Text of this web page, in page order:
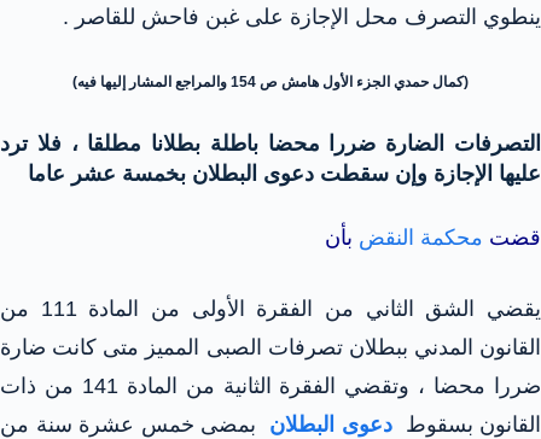
ينطوي التصرف محل الإجازة على غبن فاحش للقاصر .
(كمال حمدي الجزء الأول هامش ص 154 والمراجع المشار إليها فيه)
التصرفات الضارة ضررا محضا باطلة بطلانا مطلقا ، فلا ترد
عليها الإجازة وإن سقطت دعوى البطلان بخمسة عشر عاما
قضت محكمة النقض بأن
يقضي الشق الثاني من الفقرة الأولى من المادة 111 من
القانون المدني ببطلان تصرفات الصبى المميز متى كانت ضارة
ضررا محضا ، وتقضي الفقرة الثانية من المادة 141 من ذات
القانون بسقوطدعوى البطلان
بمضى خمس عشرة سنة من